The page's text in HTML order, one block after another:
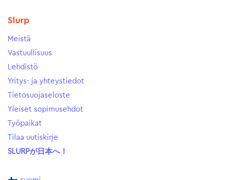
Slurp
Meistä
Vastuullisuus
Lehdistö
Yritys- ja yhteystiedot
Tietosuojaseloste
Yleiset sopimusehdot
Työpaikat
Tilaa uutiskirje
SLURPが日本へ！